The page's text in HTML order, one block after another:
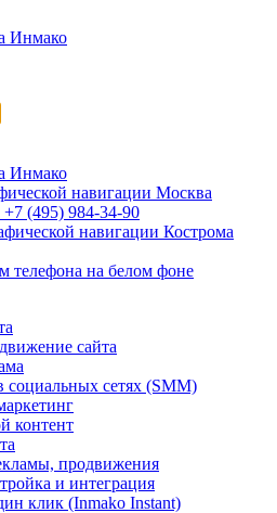
Москва
+7 (495) 984-34-90
Кострома
сайта
сетях (SMM)
контент
продвижения
и интеграция
клик (Inmako Instant)